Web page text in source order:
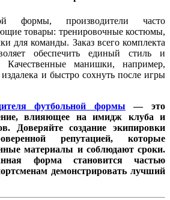
формы, производители часто
товары: тренировочные костюмы,
для команды. Заказ всего комплекта
обеспечить единый стиль и
Качественные манишки, например,
и быстро сохнуть после игры
футбольной формы — это
влияющее на имидж клуба и
Доверяйте создание экипировки
репутацией, которые
материалы и соблюдают сроки.
форма становится частью
демонстрировать лучший